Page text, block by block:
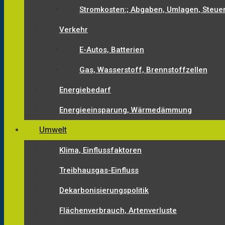
Stromkosten:; Abgaben, Umlagen,
Verkehr
E-Autos, Batterien
Gas, Wasserstoff, Brennstoffzellen
Energiebedarf
Energieeinsparung, Wärmedämmung
Umwelt
Klima, Einflussfaktoren
Treibhausgas-Einfluss
Dekarbonisierungspolitik
Flächenverbrauch, Artenverluste